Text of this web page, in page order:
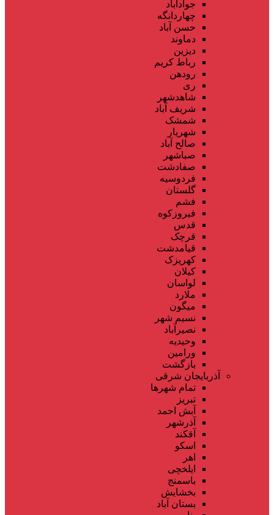
جوادآباد
چهاردانگه
حسن آباد
دماوند
دیزین
رباط کریم
رودهن
ری
شاهدشهر
شریف آباد
شمشک
شهریار
صالح آباد
صباشهر
صفادشت
فردوسیه
گلستان
فشم
فیروزکوه
قدس
قرچک
قیامدشت
کهریزک
کیلان
لواسان
ملارد
میگون
نسیم شهر
نصیرآباد
وحیدیه
ورامین
بازگشت
آذربایجان شرقی
تمام شهر‌ها
تبریز
آبش احمد
آذرشهر
آقکند
اسکو
اهر
ایلخچی
باسمنج
بخشایش
بستان آباد